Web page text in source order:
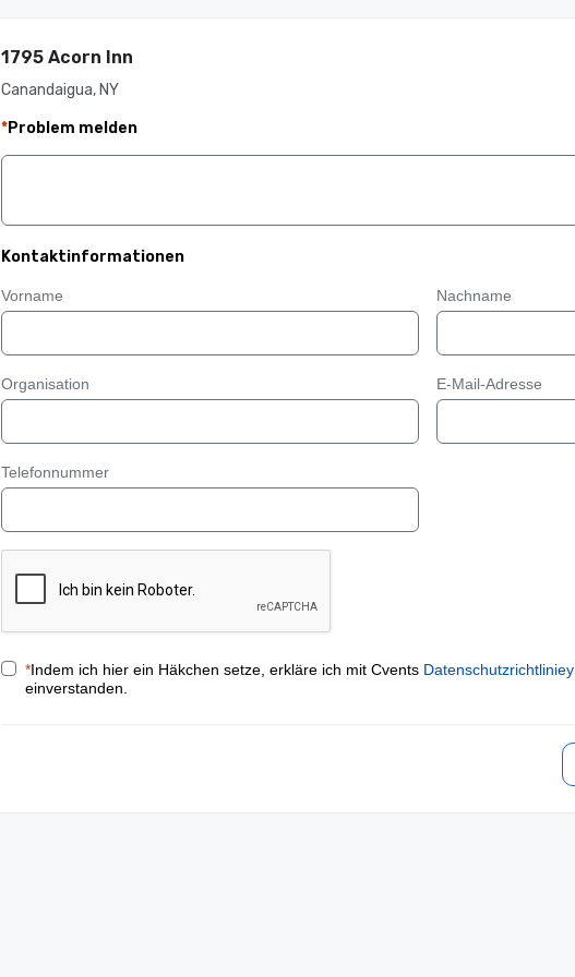
1795 Acorn Inn
Canandaigua, NY
*Problem melden
Kontaktinformationen
Vorname Nachname
Organisation E-Mail-Adresse
Telefonnummer
*Indem ich hier ein Häkchen setze, erkläre ich mit Cvents Datenschutzrichtliniey
einverstanden.